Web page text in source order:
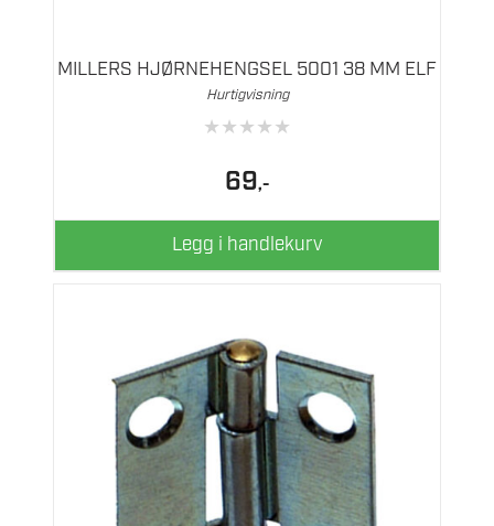
MILLERS HJØRNEHENGSEL 5001 38 MM ELF
Hurtigvisning
★★★★★
69,-
Legg i handlekurv